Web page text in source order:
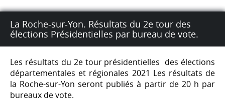
La Roche-sur-Yon. Résultats du 2e tour des
élections Présidentielles par bureau de vote.
Les résultats du 2e tour présidentielles des élections
départementales et régionales 2021 Les résultats de
la Roche-sur-Yon seront publiés à partir de 20 h par
bureaux de vote.